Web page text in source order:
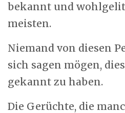
bekannt und
meisten.
Niemand von diesen
sich sagen mögen,
gekannt zu haben.
Die Gerüchte, die